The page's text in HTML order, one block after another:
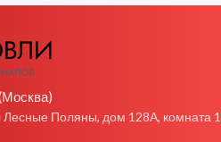
Поляны, дом 128А, комната 1